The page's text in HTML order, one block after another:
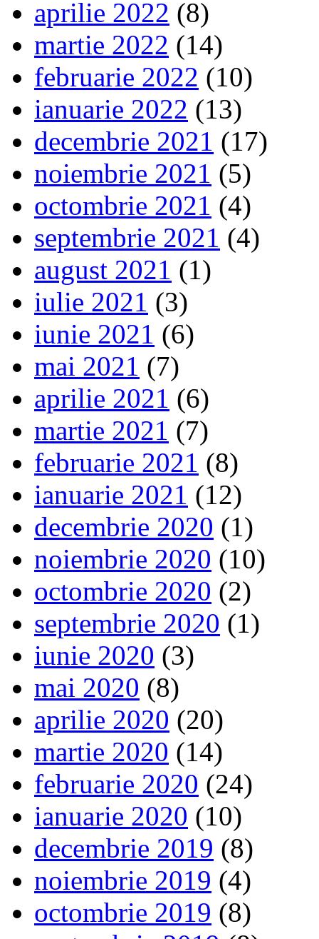
aprilie 2022 (8)
martie 2022 (14)
februarie 2022 (10)
ianuarie 2022 (13)
decembrie 2021 (17)
noiembrie 2021 (5)
octombrie 2021 (4)
septembrie 2021 (4)
august 2021 (1)
iulie 2021 (3)
iunie 2021 (6)
mai 2021 (7)
aprilie 2021 (6)
martie 2021 (7)
februarie 2021 (8)
ianuarie 2021 (12)
decembrie 2020 (1)
noiembrie 2020 (10)
octombrie 2020 (2)
septembrie 2020 (1)
iunie 2020 (3)
mai 2020 (8)
aprilie 2020 (20)
martie 2020 (14)
februarie 2020 (24)
ianuarie 2020 (10)
decembrie 2019 (8)
noiembrie 2019 (4)
octombrie 2019 (8)